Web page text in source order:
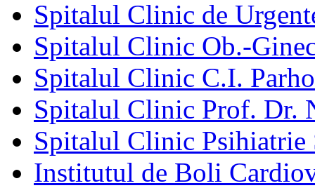
Spitalul Clinic de
Spitalul Clinic Ob.-
Spitalul Clinic C.I.
Spitalul Clinic Prof. Dr.
Spitalul Clinic Psihiatrie
Institutul de Boli